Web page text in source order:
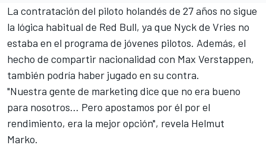
La contratación del piloto holandés de 27 años no sigue
la lógica habitual de Red Bull, ya que Nyck de Vries no
estaba en el programa de jóvenes pilotos. Además, el
hecho de compartir nacionalidad con Max Verstappen,
también podría haber jugado en su contra.
"Nuestra gente de marketing dice que no era bueno
para nosotros... Pero apostamos por él por el
rendimiento, era la mejor opción", revela Helmut
Marko.